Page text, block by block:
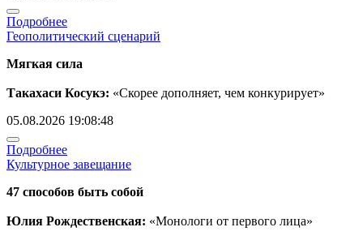
Подробнее
Геополитический сценарий
Мягкая сила
Такахаси Косукэ: «Скорее дополняет, чем конкурирует»
05.08.2026 19:08:48
Подробнее
Культурное завещание
47 способов быть собой
Юлия Рождественская: «Монологи от первого лица»